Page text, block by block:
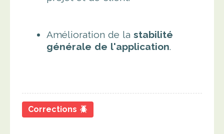
Amélioration de la stabilité
générale de l'application.
Corrections 🪲